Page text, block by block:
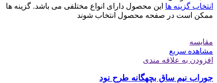
انتخاب گزینه ها این محصول دارای انواع مختلفی می باشد. گزینه ها
ممکن است در صفحه محصول انتخاب شوند
مقایسه
مشاهده سریع
افزودن به علاقه مندی
جوراب نیم ساق بچهگانه طرح نود